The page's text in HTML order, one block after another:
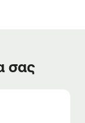
σας